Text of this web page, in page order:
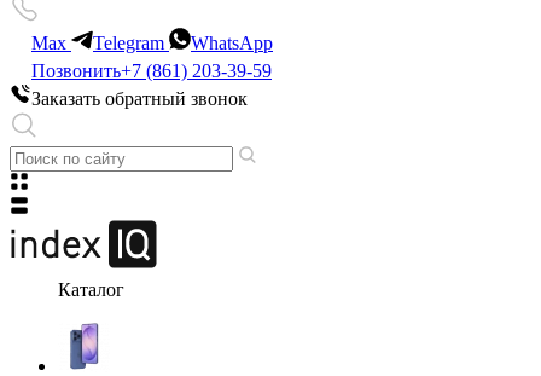
Max Telegram
WhatsApp
Позвонить+7 (861) 203-39-59
Заказать обратный звонок
Каталог